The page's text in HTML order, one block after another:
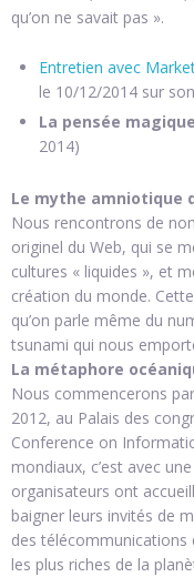
qu’on ne savait pas ».
Entretien avec
le 10/12/2014 sur
La pensée
2014)
Le mythe amniotique
Nous rencontrons de
originel du Web, qui se
cultures « liquides », et
création du monde.
qu’on parle même du
tsunami qui nous
La métaphore
Nous commencerons
2012, au Palais des
Conference on
mondiaux, c’est avec
organisateurs ont
baigner leurs invités de
des
les plus riches de la